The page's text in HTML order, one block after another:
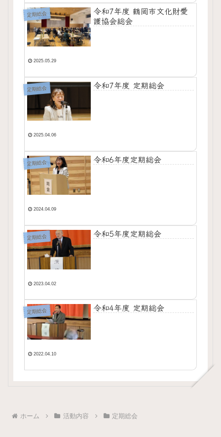
定期総会
令和7年度 鶴岡市文化財愛
護協会総会
2025.05.29
定期総会 令和7年度 定期総会
2025.04.06
定期総会 令和6年度定期総会
2024.04.09
定期総会 令和5年度定期総会
2023.04.02
定期総会 令和4年度 定期総会
2022.04.10
ホーム 活動内容 定期総会